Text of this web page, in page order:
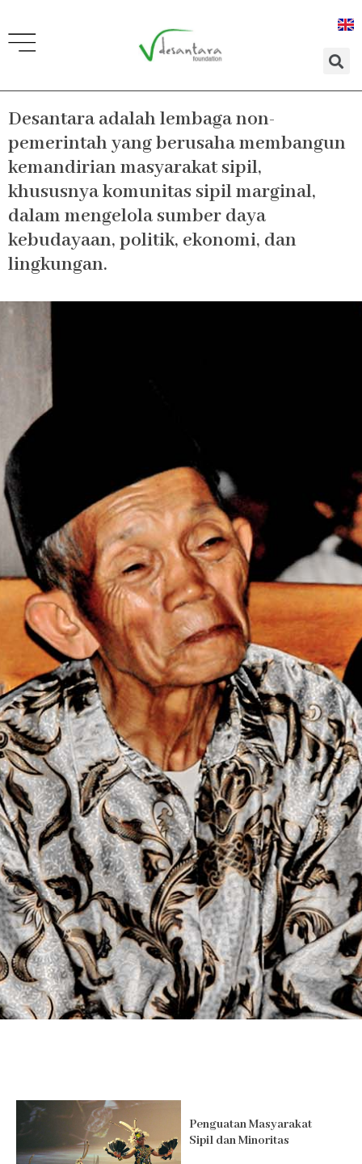
konten
Desantara adalah lembaga non-
pemerintah yang berusaha membangun
kemandirian masyarakat sipil,
khususnya komunitas sipil marginal,
dalam mengelola sumber daya
kebudayaan, politik, ekonomi, dan
lingkungan.
Penguatan Masyarakat
Sipil dan Minoritas